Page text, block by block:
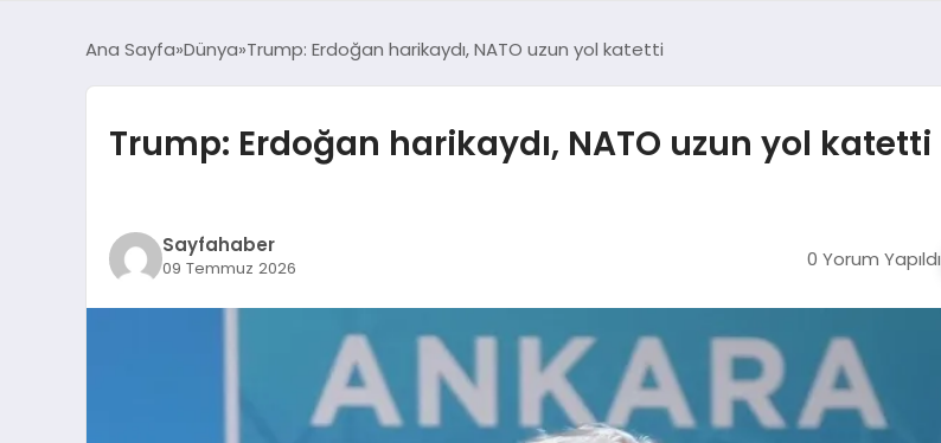
Ana Sayfa Dünya Trump: Erdoğan harikaydı, NATO uzun yol katetti
Trump: Erdoğan harikaydı, NATO uzun yol katetti
Sayfahaber
09 Temmuz 2026 0 Yorum Yapıldı